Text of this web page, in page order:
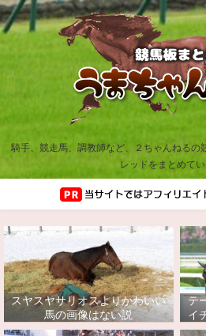
騎手、競走馬、調教師など、２ちゃんねるの
レッドをまとめてい
スヤスヤサリオスよりかわいい
馬の画像はない説
テ
イ